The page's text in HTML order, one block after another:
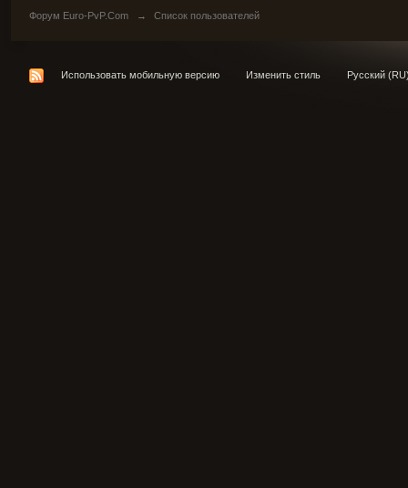
Форум Euro-PvP.Com → Список пользователей
Использовать мобильную версию Изменить стиль Русский